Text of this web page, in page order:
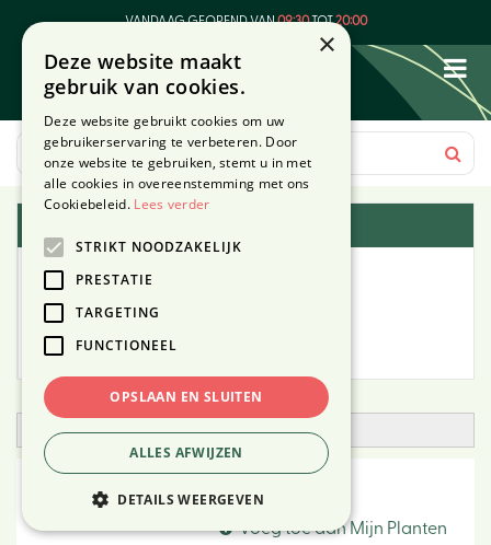
VANDAAG GEOPEND VAN09:30TOT20:00
Open zoekfilter
Ooievaarsbek
Voeg toe aan Mijn Planten
×
Deze website maakt
gebruik van cookies.
Deze website gebruikt cookies om uw
gebruikerservaring te verbeteren. Door
onze website te gebruiken, stemt u in met
alle cookies in overeenstemming met ons
Cookiebeleid. Lees verder
STRIKT NOODZAKELIJK
PRESTATIE
TARGETING
FUNCTIONEEL
OPSLAAN EN SLUITEN
ALLES AFWIJZEN
DETAILS WEERGEVEN